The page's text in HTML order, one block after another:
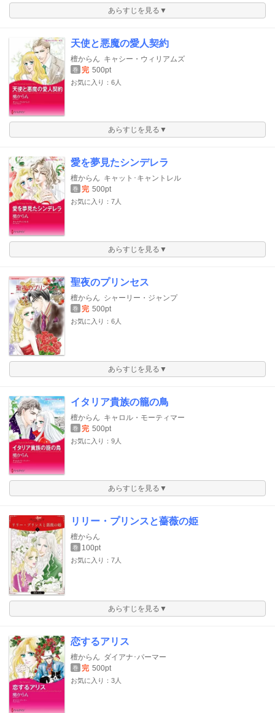
あらすじを見る▼
天使と悪魔の愛人契約
檀からん キャシー・ウィリアムズ
巻 完 500pt
お気に入り：6人
あらすじを見る▼
愛を夢見たシンデレラ
檀からん キャット･キャントレル
巻 完 500pt
お気に入り：7人
あらすじを見る▼
聖夜のプリンセス
檀からん シャーリー・ジャンプ
巻 完 500pt
お気に入り：6人
あらすじを見る▼
イタリア貴族の籠の鳥
檀からん キャロル・モーティマー
巻 完 500pt
お気に入り：9人
あらすじを見る▼
リリー・プリンスと薔薇の姫
檀からん
巻 100pt
お気に入り：7人
あらすじを見る▼
恋するアリス
檀からん ダイアナ･パーマー
巻 完 500pt
お気に入り：3人